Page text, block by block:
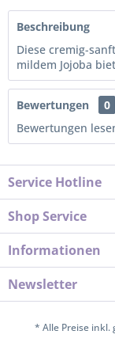
Beschreibung
Diese cremig-
mildem Jojoba
Bewertungen
0
Bewertungen
Service Hotline
Shop Service
Informationen
Newsletter
* Alle Preise